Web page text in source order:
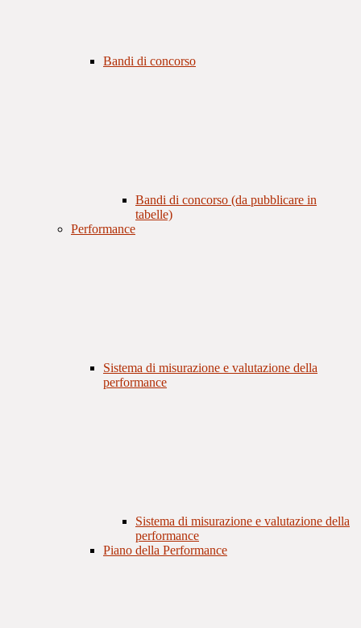
Bandi di concorso
Bandi di concorso (da pubblicare in
tabelle)
Performance
Sistema di misurazione e valutazione della
performance
Sistema di misurazione e valutazione della
performance
Piano della Performance